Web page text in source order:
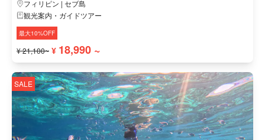
フィリピン | セブ島
観光案内・ガイドツアー
最大10%OFF
¥ 21,100~ ¥ 18,990 ~
SALE